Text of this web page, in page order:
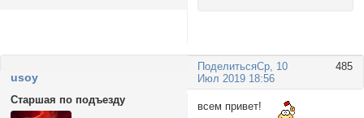
Поделиться 485
Ср, 10
Июл 2019 18:56
usoy
Старшая по подъезду
всем привет!